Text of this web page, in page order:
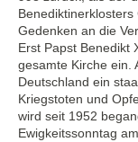
Gedenken an die
Erst Papst Benedikt
gesamte Kirche ein.
Deutschland ein
Kriegstoten und
wird seit 1952
Ewigkeitssonntag am